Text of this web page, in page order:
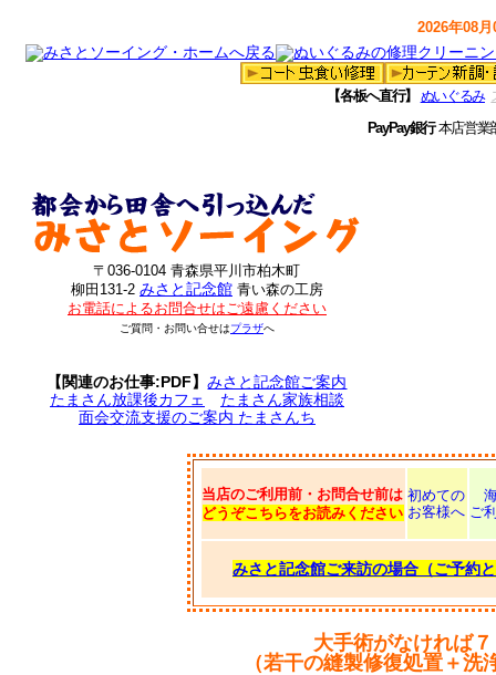
2026年08
【各板へ直行】 ぬいぐるみ
PayPay銀行本店営
〒036-0104 青森県平川市柏木町
柳田131-2 みさと記念館 青い森の工房
お電話によるお問合せはご遠慮ください
ご質問・お問い合せはプラザへ
【関連のお仕事:PDF】みさと記念館ご案内
たまさん放課後カフェ
たまさん家族相談
面会交流支援のご案内 たまさんち
当店のご利用前・お問合せ前は
どうぞこちらをお読みください
初めての
お客様へ ご
みさと記念館ご来訪の場合（ご予約
大手術がなければ
（若干の縫製修復処置＋